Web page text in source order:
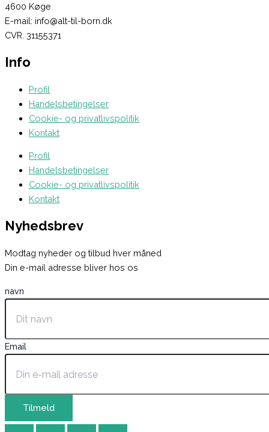
4600 Køge
E-mail: info@alt-til-born.dk
CVR. 31155371
Info
Profil
Handelsbetingelser
Cookie- og privatlivspolitik
Kontakt
Profil
Handelsbetingelser
Cookie- og privatlivspolitik
Kontakt
Nyhedsbrev
Modtag nyheder og tilbud hver måned
Din e-mail adresse bliver hos os
navn
Email
Tilmeld